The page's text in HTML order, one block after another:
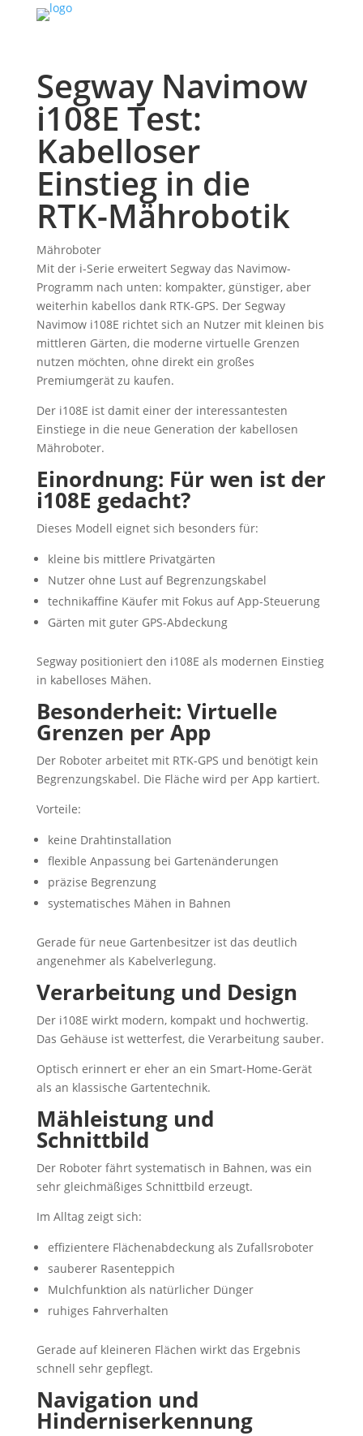
Segway Navimow
i108E Test:
Kabelloser
Einstieg in die
RTK-Mährobotik
Mähroboter
Mit der i-Serie erweitert Segway das Navimow-
Programm nach unten: kompakter, günstiger, aber
weiterhin kabellos dank RTK-GPS. Der Segway
Navimow i108E richtet sich an Nutzer mit kleinen bis
mittleren Gärten, die moderne virtuelle Grenzen
nutzen möchten, ohne direkt ein großes
Premiumgerät zu kaufen.
Der i108E ist damit einer der interessantesten
Einstiege in die neue Generation der kabellosen
Mähroboter.
Einordnung: Für wen ist der
i108E gedacht?
Dieses Modell eignet sich besonders für:
kleine bis mittlere Privatgärten
Nutzer ohne Lust auf Begrenzungskabel
technikaffine Käufer mit Fokus auf App-Steuerung
Gärten mit guter GPS-Abdeckung
Segway positioniert den i108E als modernen Einstieg
in kabelloses Mähen.
Besonderheit: Virtuelle
Grenzen per App
Der Roboter arbeitet mit RTK-GPS und benötigt kein
Begrenzungskabel. Die Fläche wird per App kartiert.
Vorteile:
keine Drahtinstallation
flexible Anpassung bei Gartenänderungen
präzise Begrenzung
systematisches Mähen in Bahnen
Gerade für neue Gartenbesitzer ist das deutlich
angenehmer als Kabelverlegung.
Verarbeitung und Design
Der i108E wirkt modern, kompakt und hochwertig.
Das Gehäuse ist wetterfest, die Verarbeitung sauber.
Optisch erinnert er eher an ein Smart-Home-Gerät
als an klassische Gartentechnik.
Mähleistung und
Schnittbild
Der Roboter fährt systematisch in Bahnen, was ein
sehr gleichmäßiges Schnittbild erzeugt.
Im Alltag zeigt sich:
effizientere Flächenabdeckung als Zufallsroboter
sauberer Rasenteppich
Mulchfunktion als natürlicher Dünger
ruhiges Fahrverhalten
Gerade auf kleineren Flächen wirkt das Ergebnis
schnell sehr gepflegt.
Navigation und
Hinderniserkennung